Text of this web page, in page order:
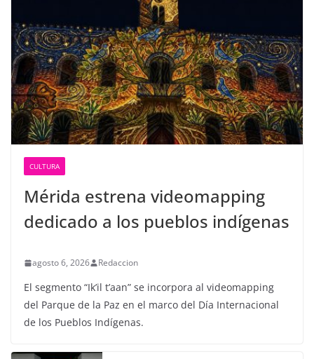
CULTURA
Mérida estrena videomapping
dedicado a los pueblos indígenas
agosto 6, 2026 Redaccion
El segmento “Ik’il t’aan” se incorpora al videomapping
del Parque de la Paz en el marco del Día Internacional
de los Pueblos Indígenas.